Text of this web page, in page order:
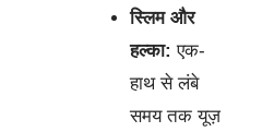
स्लिम और
हल्का: एक-
हाथ से लंबे
समय तक यूज़